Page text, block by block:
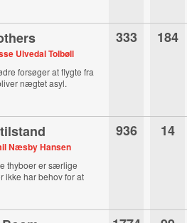
Ulvedal Tolbøll
forsøger at flygte fra
nægtet asyl.
333 184
Næsby Hansen
thyboer er særlige
ikke har behov for at
936 14